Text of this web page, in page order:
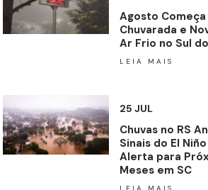
Agosto
Chuvarada e
Ar Frio no Sul
LEIA MAIS
25 JUL
Chuvas no RS
Sinais do El
Alerta para
Meses em SC